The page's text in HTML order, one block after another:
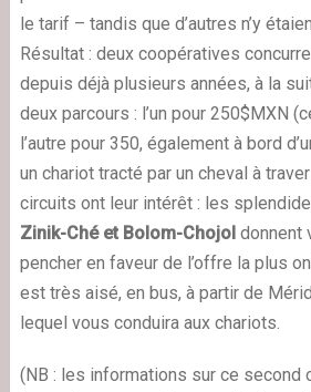
le tarif – tandis que d’autres n’y
Résultat : deux coopératives
depuis déjà plusieurs années, à la
deux parcours : l’un pour 250$MXN
l’autre pour 350, également à bord
un chariot tracté par un cheval à
circuits ont leur intérêt : les
Zinik-Ché et Bolom-Chojoldonnent
pencher en faveur de l’offre la plus
est très aisé, en bus, à partir de
lequel vous conduira aux chariots.
(NB : les informations sur ce second